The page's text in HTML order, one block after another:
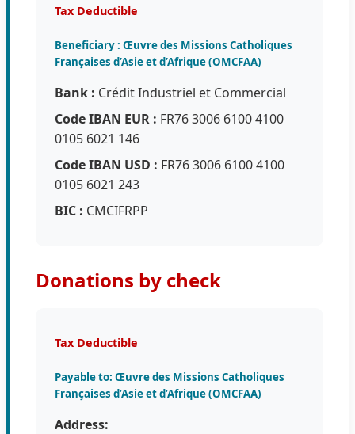
Tax Deductible
Beneficiary : Œuvre des Missions Catholiques
Françaises d’Asie et d’Afrique (OMCFAA)
Bank : Crédit Industriel et Commercial
Code IBAN EUR : FR76 3006 6100 4100
0105 6021 146
Code IBAN USD : FR76 3006 6100 4100
0105 6021 243
BIC : CMCIFRPP
Donations by check
Tax Deductible
Payable to: Œuvre des Missions Catholiques
Françaises d’Asie et d’Afrique (OMCFAA)
Address: